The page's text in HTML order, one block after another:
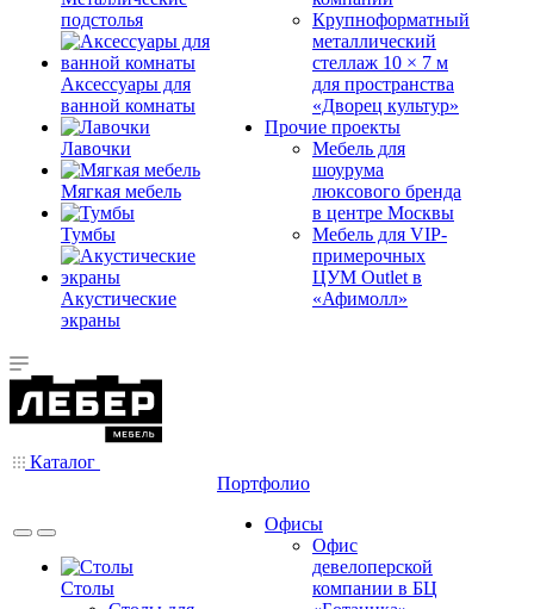
подстолья
Аксессуары для
ванной комнаты
Лавочки
Мягкая мебель
Тумбы
Акустические
экраны
Крупноформатный
металлический
стеллаж 10 × 7 м
для пространства
«Дворец культур»
Прочие проекты
Мебель для
шоурума
люксового бренда
в центре Москвы
Мебель для VIP-
примерочных
ЦУМ Outlet в
«Афимолл»
Каталог
Столы
Портфолио
Офисы
Офис
девелоперской
компании в БЦ